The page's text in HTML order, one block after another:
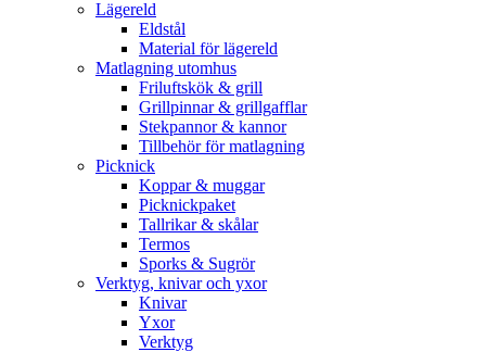
Lägereld
Eldstål
Material för lägereld
Matlagning utomhus
Friluftskök & grill
Grillpinnar & grillgafflar
Stekpannor & kannor
Tillbehör för matlagning
Picknick
Koppar & muggar
Picknickpaket
Tallrikar & skålar
Termos
Sporks & Sugrör
Verktyg, knivar och yxor
Knivar
Yxor
Verktyg